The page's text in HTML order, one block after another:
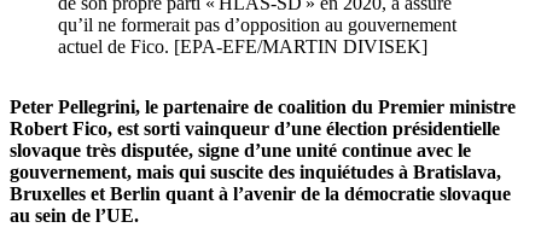
qu’il ne formerait pas d’opposition au gouvernement
actuel de Fico. [EPA-EFE/MARTIN DIVISEK]
Peter Pellegrini, le partenaire de coalition du Premier ministre
Robert Fico, est sorti vainqueur d’une élection présidentielle
slovaque très disputée, signe d’une unité continue avec le
gouvernement, mais qui suscite des inquiétudes à Bratislava,
Bruxelles et Berlin quant à l’avenir de la démocratie slovaque
au sein de l’UE.